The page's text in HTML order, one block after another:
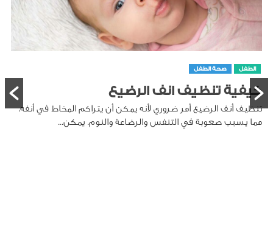
الطفل صحة الطفل
كيفية تنظيف انف الرضيع
تنظيف أنف الرضيع أمر ضروري لأنه يمكن أن يتراكم المخاط في أنفه،
مما يسبب صعوبة في التنفس والرضاعة والنوم. يمكن...